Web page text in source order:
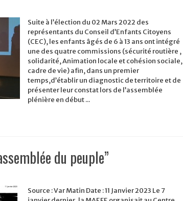
Suite à l’élection du 02 Mars 2022 des
représentants du Conseil d’Enfants Citoyens
(CEC), les enfants âgés de 6 à 13 ans ont intégré
une des quatre commissions (sécurité routière ,
solidarité, Animation locale et cohésion sociale,
cadre de vie) afin, dans un premier
temps,d’établir un diagnostic de territoire et de
présenter leur constat lors de l’assemblée
plénière en début ...
du peuple”
Source : Var Matin Date : 11 Janvier 2023 Le 7